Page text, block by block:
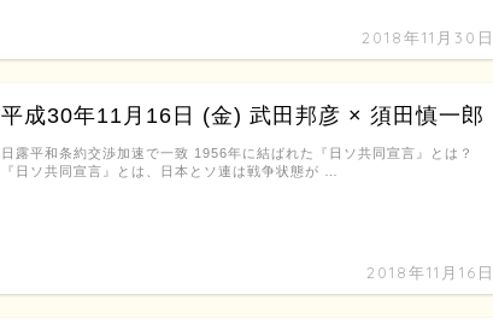
2018年11月30日
平成30年11月16日 (金) 武田邦彦 × 須田慎一郎
2018年11月16日
日露平和条約交渉加速で一致 1956年に結ばれた『日ソ共同宣言』とは？
『日ソ共同宣言』とは、日本とソ連は戦争状態が …